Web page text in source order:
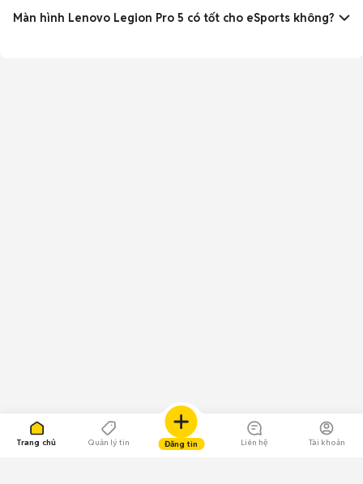
Trang chủ Quản lý tin Đăng tin Liên hệ Tài khoản
Màn hình Lenovo Legion Pro 5 có tốt cho eSports không?